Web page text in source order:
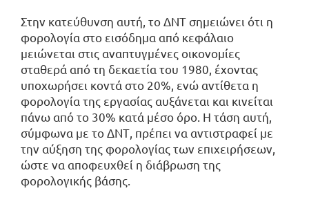
Στην κατεύθυνση αυτή, το ΔΝΤ σημειώνει ότι η
φορολογία στο εισόδημα από κεφάλαιο
μειώνεται στις αναπτυγμένες οικονομίες
σταθερά από τη δεκαετία του 1980, έχοντας
υποχωρήσει κοντά στο 20%, ενώ αντίθετα η
φορολογία της εργασίας αυξάνεται και κινείται
πάνω από το 30% κατά μέσο όρο. Η τάση αυτή,
σύμφωνα με το ΔΝΤ, πρέπει να αντιστραφεί με
την αύξηση της φορολογίας των επιχειρήσεων,
ώστε να αποφευχθεί η διάβρωση της
φορολογικής βάσης.